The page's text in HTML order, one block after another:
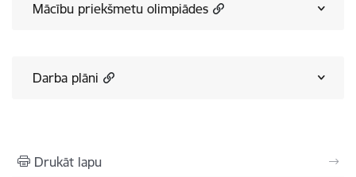
Mācību priekšmetu olimpiādes
Darba plāni
Drukāt lapu